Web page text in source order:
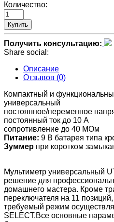
Количество:
Купить
Получить консультацию:
Share social:
Описание
Отзывов (0)
Компактный и
универсальный
постоянное/переменное
постоянный ток до 10 А
сопротивление до 40 МОм
Питание: 9 В батарея типа
Зуммер при коротком
Мультиметр универсальный
решение для
домашнего мастера. Кроме
переключателя на 11
требуемый режим
SELECT.Все основные